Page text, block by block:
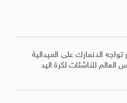
الدنمارك على الميدالية
العالم للناشئات لكرة اليد